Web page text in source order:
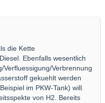
die Kette
Ebenfalls wesentlich
Verfluessigung/Verbrennung
gekuehlt werden
im PKW-Tank) will.
von H2. Bereits